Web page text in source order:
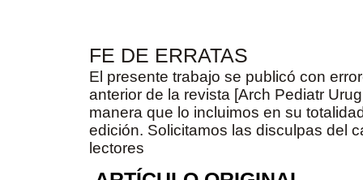
FE DE ERRATAS
El presente trabajo se publicó con
anterior de la revista [Arch Pediatr
manera que lo incluimos en su
edición. Solicitamos las disculpas del
lectores